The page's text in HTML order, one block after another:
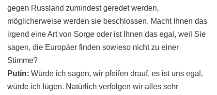
gegen Russland zumindest geredet werden,
möglicherweise werden sie beschlossen. Macht Ihnen das
irgend eine Art von Sorge oder ist Ihnen das egal, weil Sie
sagen, die Europäer finden sowieso nicht zu einer
Stimme?
Putin: Würde ich sagen, wir pfeifen drauf, es ist uns egal,
würde ich lügen. Natürlich verfolgen wir alles sehr